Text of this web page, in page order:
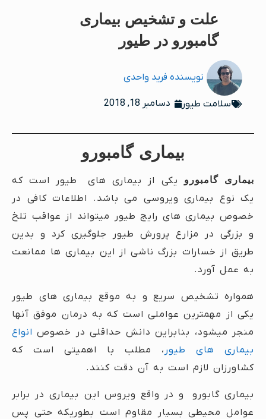
علت و تشخیص بیماری
گامبورو در طیور
نویسنده فرید واحدی
سلامت طیور دسامبر 18, 2018
بیماری گامبورو
بیماری گامبورو
یکی از بیماری های طیور است که
یک نوع بیماری ویروسی می باشد. اطلاعات کافی در
خصوص بیماری های رایج طیور میتواند از عواقب تلخ
و بزرگی در مزارع پرورش طیور جلوگیری کرد و بدین
طریق از خسارات بزرگ ناشی از این بیماری ها ممانعت
به عمل آورد.
همواره تشخیص سریع و به موقع بیماری های طیور
یکی از مهمترین عواملی است که به درمان موفق آنها
منجر میشود، بنابراین دانش حداقلی در خصوص انواع
بیماری های طیور ، مطلب با اهمیتی است که
کشاورزان لازم است به آن دقت کنند.
بیماری گابورو و در واقع ویروس این بیماری در برابر
عوامل محیطی بسیار مقاوم است بطوریکه حتی پس